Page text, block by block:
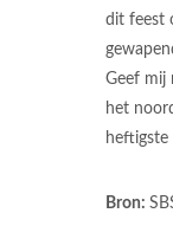
dit feest
Geef mij
het
heftigste
Bron: